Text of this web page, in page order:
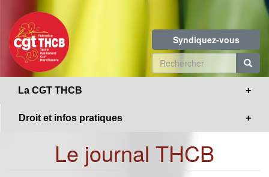
contenu
principal
Syndiquez-vous
Formulaire
de
La CGT THCB
Droit et infos pratiques
Le journal THCB